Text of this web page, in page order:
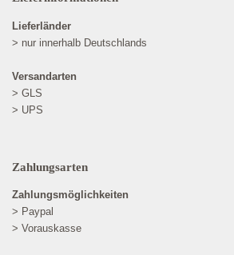
Lieferländer
> nur innerhalb Deutschlands
Versandarten
> GLS
> UPS
Zahlungsarten
Zahlungsmöglichkeiten
> Paypal
> Vorauskasse